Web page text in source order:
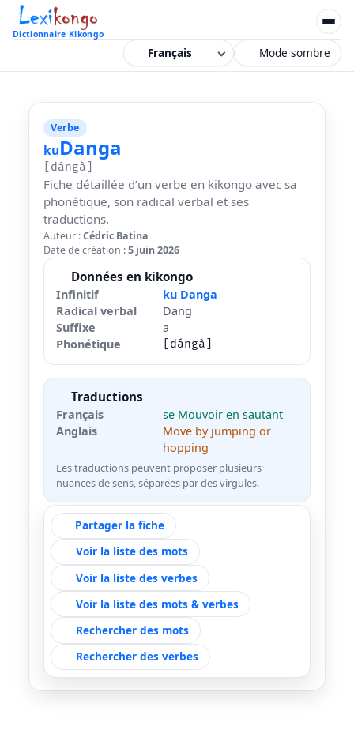
Dictionnaire Kikongo
Mode sombre
Verbe
kuDanga
[dángà]
Fiche détaillée d’un verbe en kikongo avec sa
phonétique, son radical verbal et ses
traductions.
Auteur :Cédric Batina
Date de création :5 juin 2026
Données en kikongo
Infinitif
ku Danga
Radical verbal
Dang
Suffixe
a
Phonétique
[dángà]
Traductions
Français
se Mouvoir en sautant
Anglais
Move by jumping or
hopping
Les traductions peuvent proposer plusieurs
nuances de sens, séparées par des virgules.
Partager la fiche
Voir la liste des mots
Voir la liste des verbes
Voir la liste des mots & verbes
Rechercher des mots
Rechercher des verbes